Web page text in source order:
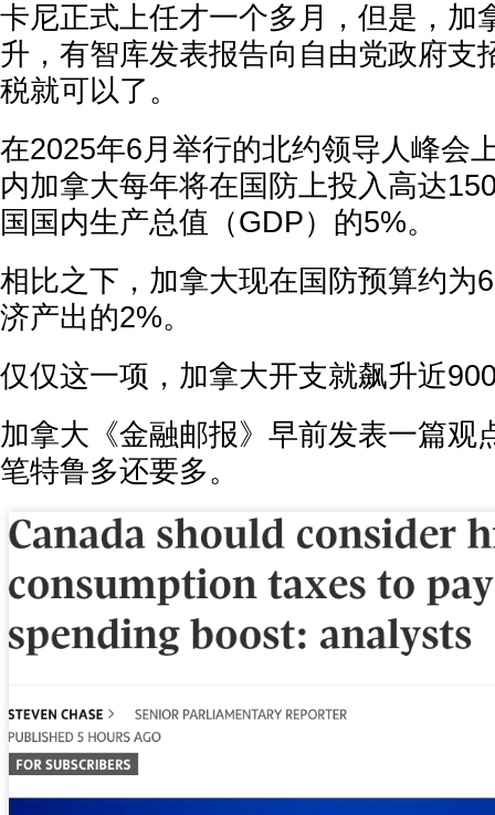
卡尼正式上任才一个多月，但是，加
升，有智库发表报告向自由党政府支
税就可以了。
在2025年6月举行的北约领导人峰会
内加拿大每年将在国防上投入高达
国国内生产总值（GDP）的5%。
相比之下，加拿大现在国防预算约为
济产出的2%。
仅仅这一项，加拿大开支就飙升近
加拿大《金融邮报》早前发表一篇观
笔特鲁多还要多。